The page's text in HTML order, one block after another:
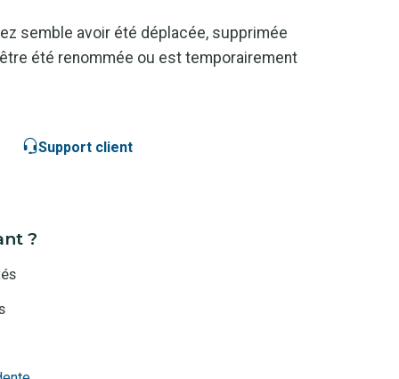
semble avoir été déplacée, supprimée
été renommée ou est temporairement
Support client
?